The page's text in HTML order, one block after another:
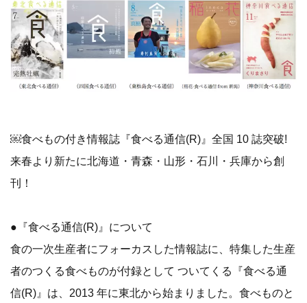
￼食べもの付き情報誌『食べる通信(R)』全国 10 誌突破!
来春より新たに北海道・青森・山形・石川・兵庫から創
刊！
●『食べる通信(R)』について
食の一次生産者にフォーカスした情報誌に、特集した生産
者のつくる食べものが付録として ついてくる『食べる通
信(R)』は、2013 年に東北から始まりました。食べものと